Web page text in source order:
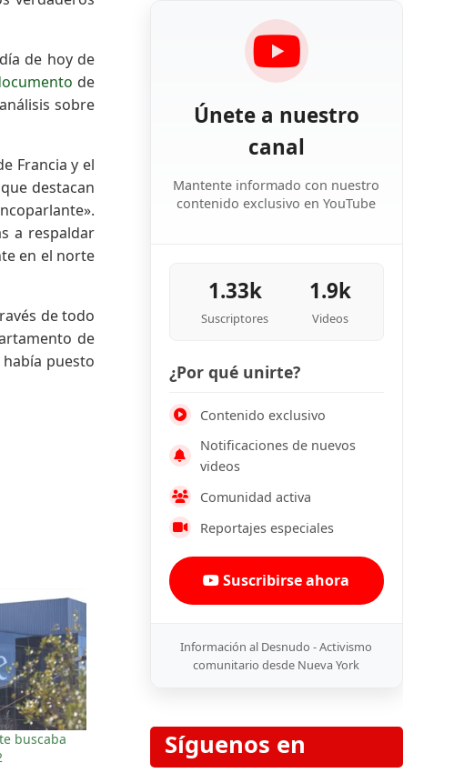
de hoy de
de
sobre
Francia y el
destacan
a respaldar
en el norte
de todo
de
puesto
buscaba
Únete a nuestro
canal
Mantente informado con nuestro
contenido exclusivo en YouTube
1.33k
Suscriptores
1.9k
Videos
¿Por qué unirte?
Contenido exclusivo
Notificaciones de nuevos
videos
Comunidad activa
Reportajes especiales
Suscribirse ahora
Información al Desnudo - Activismo
comunitario desde Nueva York
Síguenos en